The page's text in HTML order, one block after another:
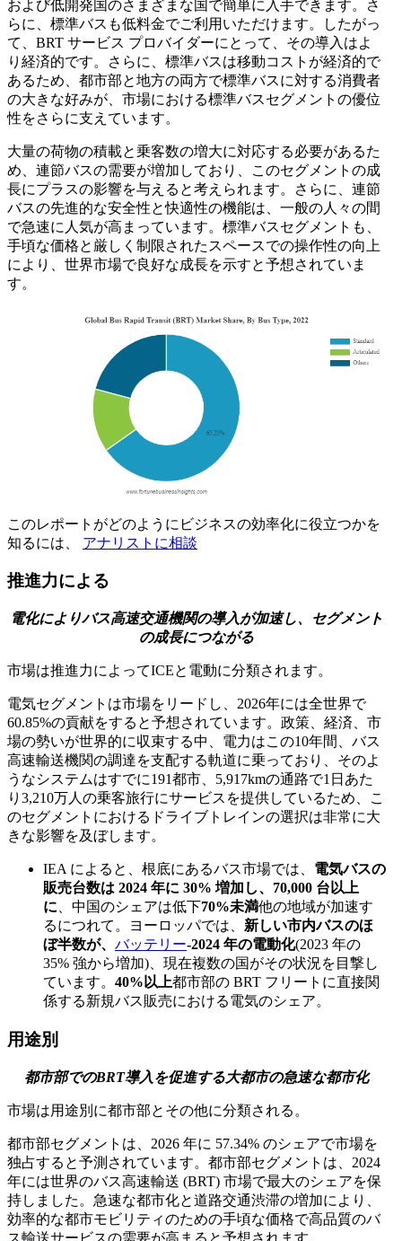
および低開発国のさまざまな国で簡単に入手できます。さ
らに、標準バスも低料金でご利用いただけます。したがっ
て、BRT サービス プロバイダーにとって、その導入はよ
り経済的です。さらに、標準バスは移動コストが経済的で
あるため、都市部と地方の両方で標準バスに対する消費者
の大きな好みが、市場における標準バスセグメントの優位
性をさらに支えています。
大量の荷物の積載と乗客数の増大に対応する必要があるた
め、連節バスの需要が増加しており、このセグメントの成
長にプラスの影響を与えると考えられます。さらに、連節
バスの先進的な安全性と快適性の機能は、一般の人々の間
で急速に人気が高まっています。標準バスセグメントも、
手頃な価格と厳しく制限されたスペースでの操作性の向上
により、世界市場で良好な成長を示すと予想されていま
す。
このレポートがどのようにビジネスの効率化に役立つかを
知るには、 アナリストに相談
推進力による
電化によりバス高速交通機関の導入が加速し、セグメント
の成長につながる
市場は推進力によってICEと電動に分類されます。
電気セグメントは市場をリードし、2026年には全世界で
60.85%の貢献をすると予想されています。政策、経済、市
場の勢いが世界的に収束する中、電力はこの10年間、バス
高速輸送機関の調達を支配する軌道に乗っており、そのよ
うなシステムはすでに191都市、5,917kmの通路で1日あた
り3,210万人の乗客旅行にサービスを提供しているため、こ
のセグメントにおけるドライブトレインの選択は非常に大
きな影響を及ぼします。
IEA によると、根底にあるバス市場では、 電気バスの
販売台数は 2024 年に 30% 増加し、70,000 台以上
に 、中国のシェアは低下70%未満他の地域が加速す
るにつれて。ヨーロッパでは、 新しい市内バスのほ
ぼ半数が、 バッテリー‑2024 年の電動化(2023 年の
35% 強から増加)、現在複数の国がその状況を目撃し
ています。 40%以上都市部の BRT フリートに直接関
係する新規バス販売における電気のシェア。
用途別
都市部でのBRT導入を促進する大都市の急速な都市化
市場は用途別に都市部とその他に分類される。
都市部セグメントは、2026 年に 57.34% のシェアで市場を
独占すると予測されています。都市部セグメントは、2024
年には世界のバス高速輸送 (BRT) 市場で最大のシェアを保
持しました。急速な都市化と道路交通渋滞の増加により、
効率的な都市モビリティのための手頃な価格で高品質のバ
ス輸送サービスの需要が高まると予想されます。